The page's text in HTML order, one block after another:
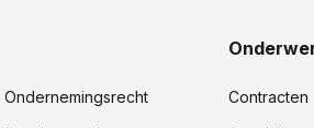
Ondernemingsrecht
Contracten